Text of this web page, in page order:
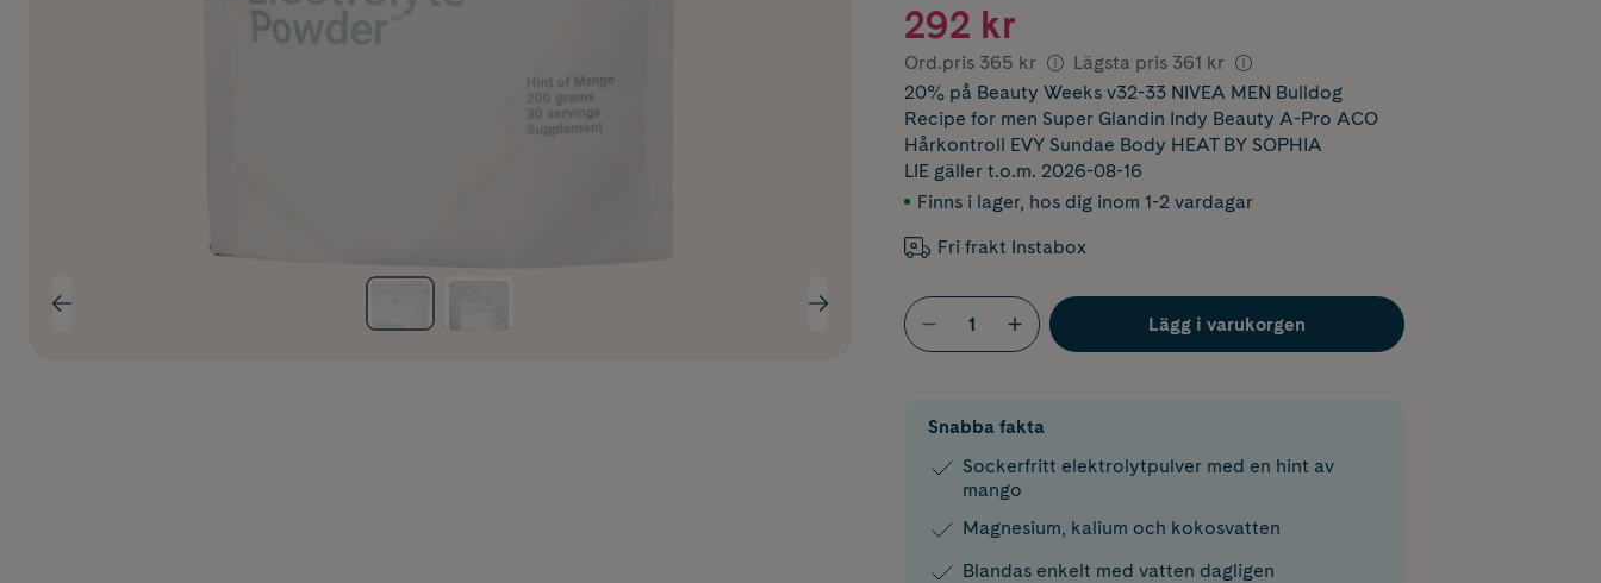
292 kr
Ord.pris 365 kr Lägsta pris 361 kr
20% på Beauty Weeks v32-33 NIVEA MEN Bulldog
Recipe for men Super Glandin Indy Beauty A-Pro ACO
Hårkontroll EVY Sundae Body HEAT BY SOPHIA
LIE gäller t.o.m. 2026-08-16
Finns i lager, hos dig inom 1-2 vardagar
Fri frakt Instabox
Lägg i varukorgen
Snabba fakta
Sockerfritt elektrolytpulver med en hint av
mango
Magnesium, kalium och kokosvatten
Blandas enkelt med vatten dagligen